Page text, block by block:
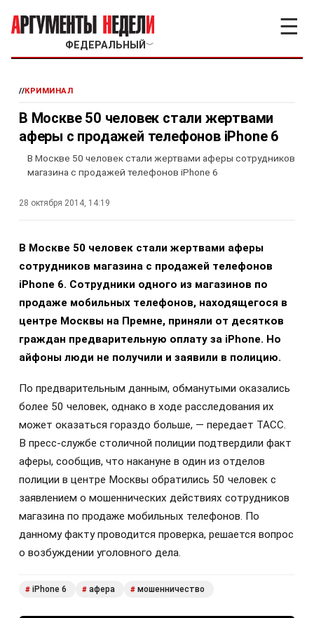
ФЕДЕРАЛЬНЫЙ ﹀
☰
//КРИМИНАЛ
В Москве 50 человек стали жертвами
аферы с продажей телефонов iPhone 6
В Москве 50 человек стали жертвами аферы сотрудников
магазина с продажей телефонов iPhone 6
28 октября 2014, 14:19
В Москве 50 человек стали жертвами аферы
сотрудников магазина с продажей телефонов
iPhone 6. Сотрудники одного из магазинов по
продаже мобильных телефонов, находящегося в
центре Москвы на Премне, приняли от десятков
граждан предварительную оплату за iPhone. Но
айфоны люди не получили и заявили в полицию.
По предварительным данным, обманутыми оказались
более 50 человек, однако в ходе расследования их
может оказаться гораздо больше, — передает ТАСС.
В пресс-службе столичной полиции подтвердили факт
аферы, сообщив, что накануне в один из отделов
полиции в центре Москвы обратились 50 человек с
заявлением о мошеннических действиях сотрудников
магазина по продаже мобильных телефонов. По
данному факту проводится проверка, решается вопрос
о возбуждении уголовного дела.
# iPhone 6 # афера # мошенничество